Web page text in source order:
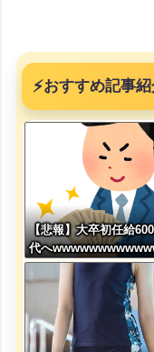
⚡おすすめ記事
【悲報】大卒初任給
代へ
wwww